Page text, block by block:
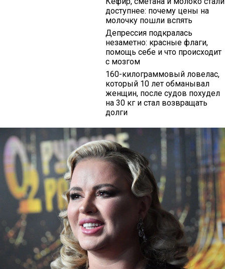
доступнее: почему цены на
молочку пошли вспять
Депрессия подкралась
незаметно: красные флаги,
помощь себе и что происходит
с мозгом
160-килограммовый ловелас,
который 10 лет обманывал
женщин, после судов похудел
на 30 кг и стал возвращать
долги